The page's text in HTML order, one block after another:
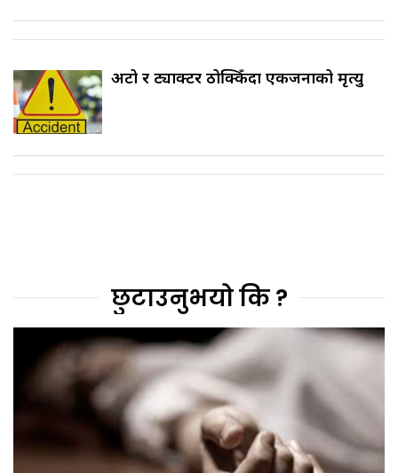
अटो र ट्याक्टर ठोक्किँदा एकजनाको मृत्यु
छुटाउनुभयो कि ?